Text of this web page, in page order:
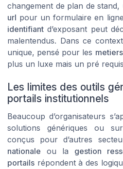
changement de plan de
url pour un formulaire en
identifiant d’exposant peut
malentendus. Dans ce
unique, pensé pour les metiers
plus un luxe mais un pré
Les limites des outils
portails institutionnels
Beaucoup d’organisateurs
solutions génériques ou
conçus pour d’autres
nationale ou la gestion
portails répondent à des